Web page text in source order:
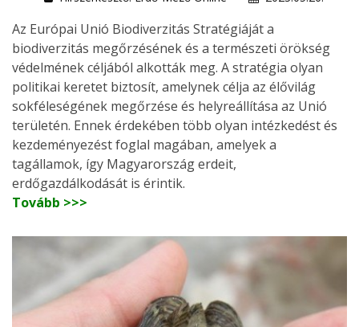
Az Európai Unió Biodiverzitás Stratégiáját a
biodiverzitás megőrzésének és a természeti örökség
védelmének céljából alkották meg. A stratégia olyan
politikai keretet biztosít, amelynek célja az élővilág
sokféleségének megőrzése és helyreállítása az Unió
területén. Ennek érdekében több olyan intézkedést és
kezdeményezést foglal magában, amelyek a
tagállamok, így Magyarország erdeit,
erdőgazdálkodását is érintik.
Tovább >>>